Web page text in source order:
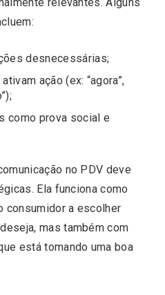
desnecessárias;
ação (ex: “agora”,
como prova social e
no PDV deve
Ela funciona como
consumidor a escolher
mas também com
está tomando uma boa